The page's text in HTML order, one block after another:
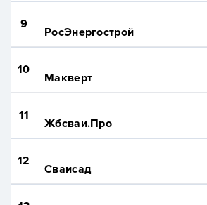
9
РосЭнергострой
10
Макверт
11
Жбсваи.Про
12
Сваисад